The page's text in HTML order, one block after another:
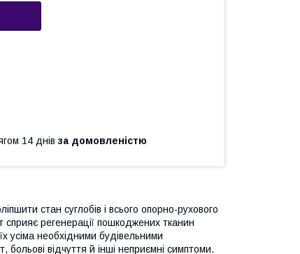
14 днів за домовленістю
стан суглобів і всього опорно-рухового
регенерації пошкоджених тканин
усіма необхідними будівельними
відчуття й інші неприємні симптоми.